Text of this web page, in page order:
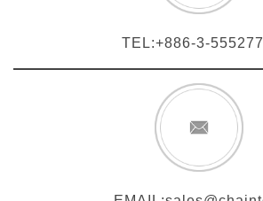
TEL:+886-3-